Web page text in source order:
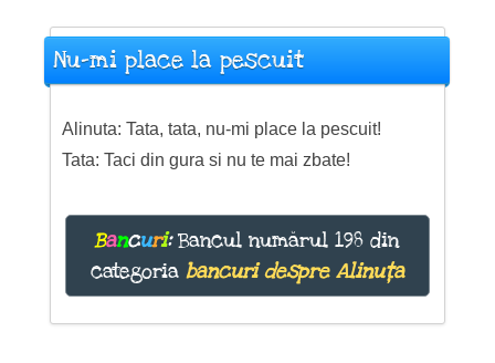
Nu-mi place la pescuit
Alinuta: Tata, tata, nu-mi place la pescuit!
Tata: Taci din gura si nu te mai zbate!
Bancuri:Bancul numărul 198 din
categoria bancuri despre Alinuța